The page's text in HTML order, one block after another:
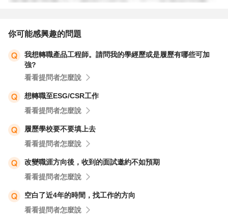
你可能感興趣的問題
我想轉職產品工程師。請問我的學經歷或是履歷有哪些可加
強?
看看提問者怎麼說
想轉職至ESG/CSR工作
看看提問者怎麼說
履歷學校要不要填上去
看看提問者怎麼說
改變職涯方向後，收到的面試邀約不如預期
看看提問者怎麼說
空白了近4年的時間，找工作的方向
看看提問者怎麼說